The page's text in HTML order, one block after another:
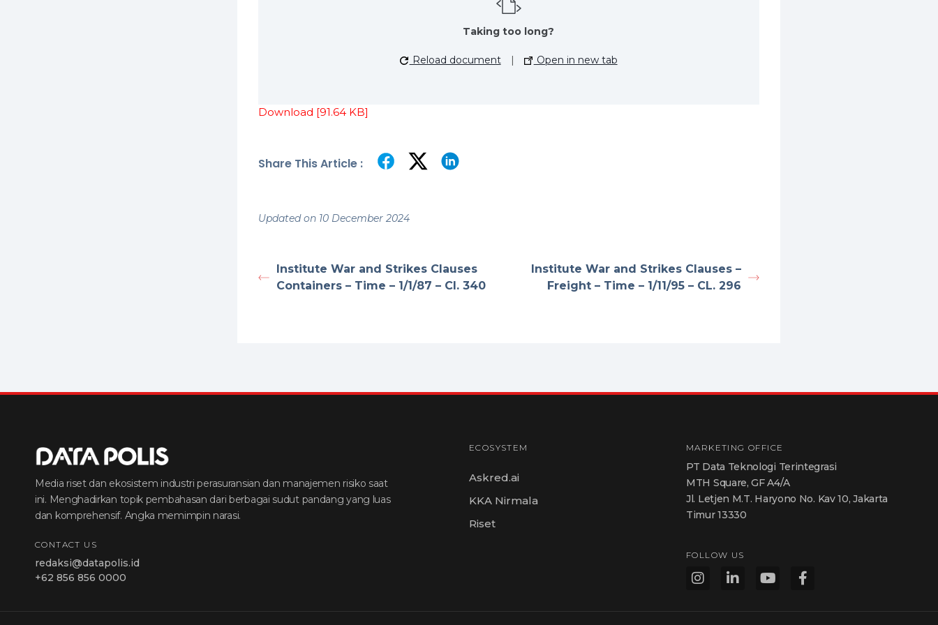
Taking too long?
Reload document | Open in new tab
Download [91.64 KB]
Share This Article :
Updated on 10 December 2024
Institute War and Strikes Clauses
Containers – Time – 1/1/87 – Cl. 340
Institute War and Strikes Clauses –
Freight – Time – 1/11/95 – CL. 296
Media riset dan ekosistem industri perasuransian dan manajemen risiko saat
ini. Menghadirkan topik pembahasan dari berbagai sudut pandang yang luas
dan komprehensif. Angka memimpin narasi.
CONTACT US
redaksi@datapolis.id
+62 856 856 0000
ECOSYSTEM
Askred.ai
KKA Nirmala
Riset
MARKETING OFFICE
PT Data Teknologi Terintegrasi
MTH Square, GF A4/A
Jl. Letjen M.T. Haryono No. Kav 10, Jakarta
Timur 13330
FOLLOW US